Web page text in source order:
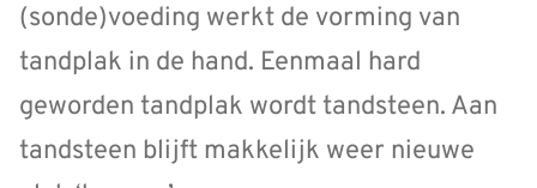
(sonde)voeding werkt de vorming van
tandplak in de hand. Eenmaal hard
geworden tandplak wordt tandsteen. Aan
tandsteen blijft makkelijk weer nieuwe